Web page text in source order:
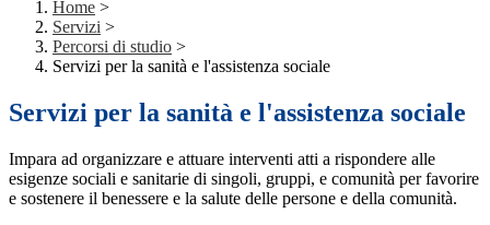
Home >
Servizi >
Percorsi di studio >
Servizi per la sanità e l'assistenza sociale
Servizi per la sanità e l'assistenza sociale
Impara ad organizzare e attuare interventi atti a rispondere alle
esigenze sociali e sanitarie di singoli, gruppi, e comunità per favorire
e sostenere il benessere e la salute delle persone e della comunità.